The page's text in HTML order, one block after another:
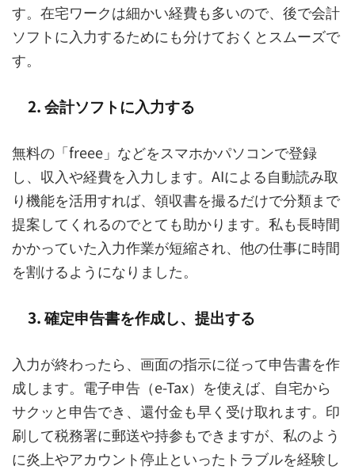
す。在宅ワークは細かい経費も多いので、後で会計
ソフトに入力するためにも分けておくとスムーズで
す。
2. 会計ソフトに入力する
無料の「freee」などをスマホかパソコンで登録
し、収入や経費を入力します。AIによる自動読み取
り機能を活用すれば、領収書を撮るだけで分類まで
提案してくれるのでとても助かります。私も長時間
かかっていた入力作業が短縮され、他の仕事に時間
を割けるようになりました。
3. 確定申告書を作成し、提出する
入力が終わったら、画面の指示に従って申告書を作
成します。電子申告（e-Tax）を使えば、自宅から
サクッと申告でき、還付金も早く受け取れます。印
刷して税務署に郵送や持参もできますが、私のよう
に炎上やアカウント停止といったトラブルを経験し